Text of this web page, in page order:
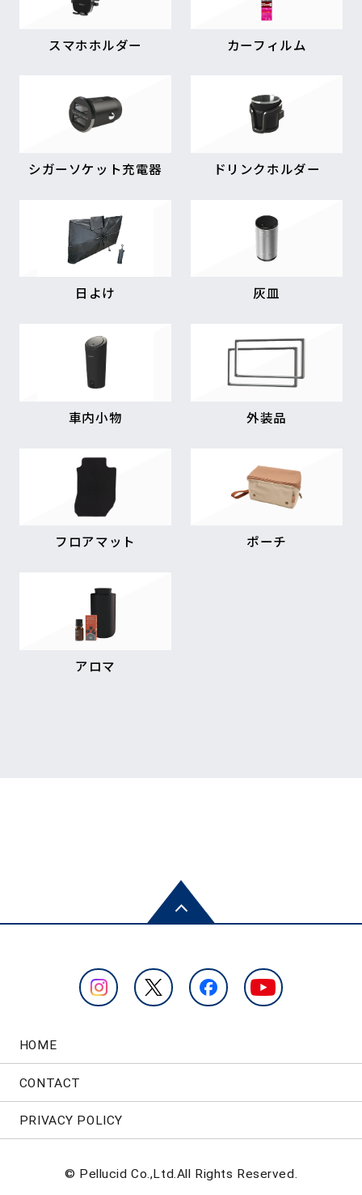
スマホホルダー カーフィルム
シガーソケット充電器 ドリンクホルダー
日よけ 灰皿
車内小物 外装品
フロアマット ポーチ
アロマ
HOME
CONTACT
PRIVACY POLICY
© Pellucid Co.,Ltd.All Rights Reserved.